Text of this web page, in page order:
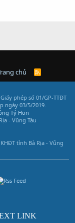
chủ
R
Giấy phép số 01/GP-TTĐT
ngày 03/5/2019.
Tý Hon
- Vũng Tàu
tỉnh Bà Rịa - Vũng
LINK